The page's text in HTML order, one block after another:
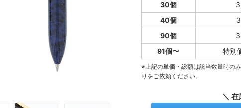
30個
40個
90個
91個〜
特別
※上記の単価・総額は該当数量時の
りをご依頼ください。
＼